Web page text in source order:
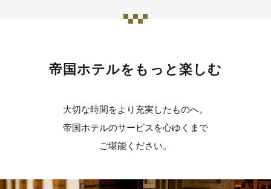
帝国ホテルをもっと楽しむ
大切な時間をより充実したものへ。
帝国ホテルのサービスを心ゆくまで
ご堪能ください。